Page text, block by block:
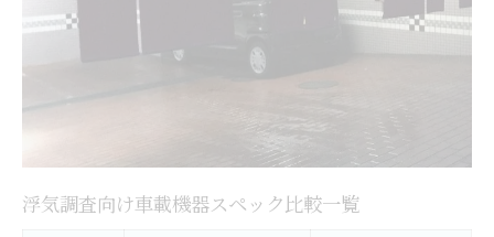
浮気調査向け車載機器スペック比較一覧